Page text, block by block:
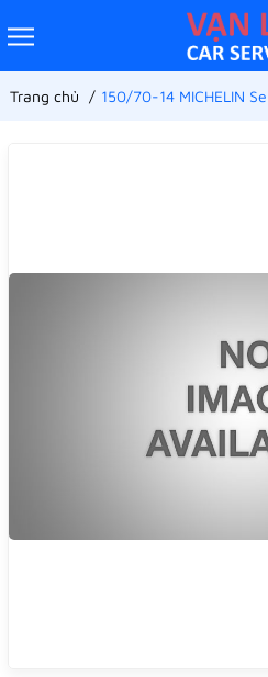
Trang chủ 150/70-14 MICHELIN